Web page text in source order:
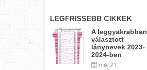
LEGFRISSEBB CIKKEK
A leggyakrabban
választott
lánynevek 2023-
2024-ben
máj 21